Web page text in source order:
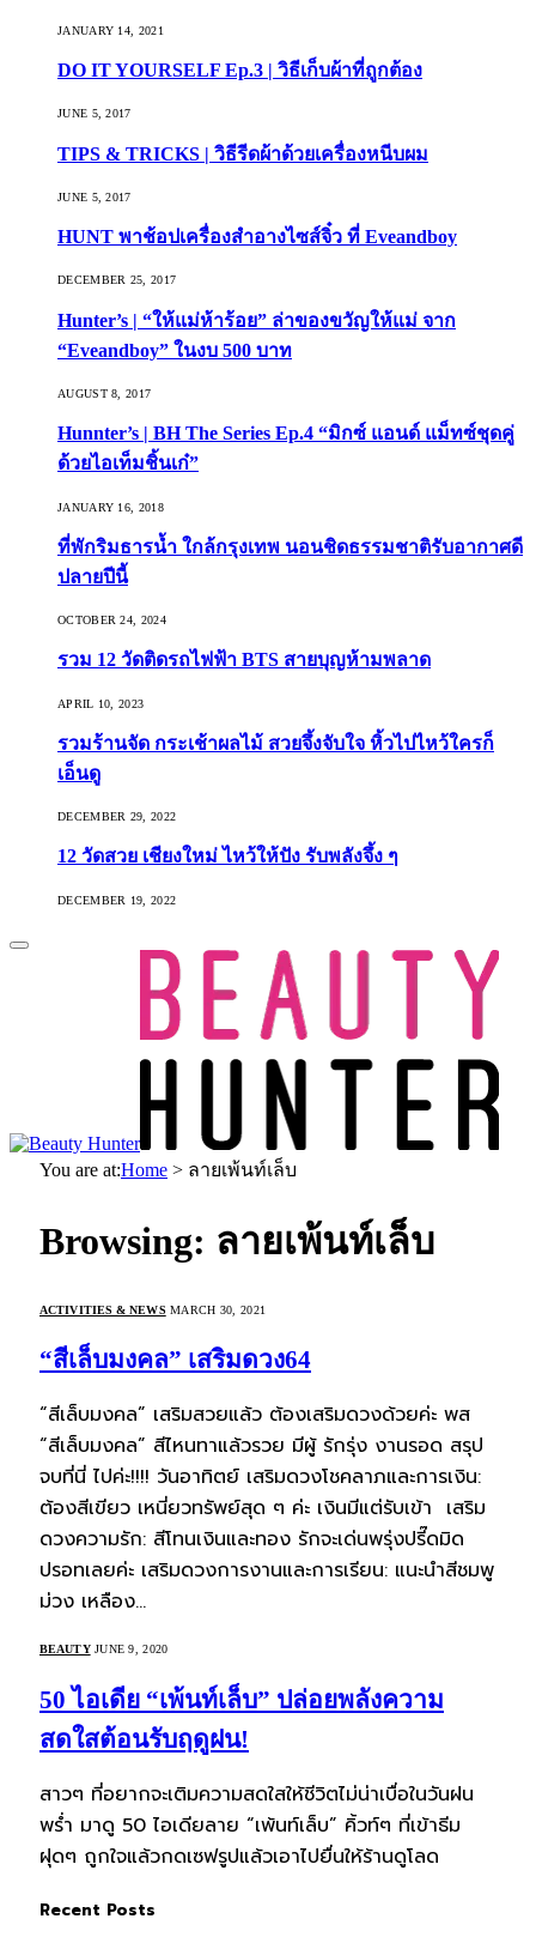
JANUARY 14, 2021
DO IT YOURSELF Ep.3 | วิธีเก็บผ้าที่ถูกต้อง
JUNE 5, 2017
TIPS & TRICKS | วิธีรีดผ้าด้วยเครื่องหนีบผม
JUNE 5, 2017
HUNT พาช้อปเครื่องสำอางไซส์จิ๋ว ที่ Eveandboy
DECEMBER 25, 2017
Hunter’s | “ให้แม่ห้าร้อย” ล่าของขวัญให้แม่ จาก
“Eveandboy” ในงบ 500 บาท
AUGUST 8, 2017
Hunnter’s | BH The Series Ep.4 “มิกซ์ แอนด์ แม็ทซ์ชุดคู่
ด้วยไอเท็มชิ้นเก๋”
JANUARY 16, 2018
ที่พักริมธารน้ำ ใกล้กรุงเทพ นอนชิดธรรมชาติรับอากาศดี
ปลายปีนี้
OCTOBER 24, 2024
รวม 12 วัดติดรถไฟฟ้า BTS สายบุญห้ามพลาด
APRIL 10, 2023
รวมร้านจัด กระเช้าผลไม้ สวยจึ้งจับใจ หิ้วไปไหว้ใครก็
เอ็นดู
DECEMBER 29, 2022
12 วัดสวย เชียงใหม่ ไหว้ให้ปัง รับพลังจึ้ง ๆ
DECEMBER 19, 2022
You are at:Home > ลายเพ้นท์เล็บ
Browsing: ลายเพ้นท์เล็บ
ACTIVITIES & NEWS MARCH 30, 2021
“สีเล็บมงคล” เสริมดวง64
“สีเล็บมงคล” เสริมสวยแล้ว ต้องเสริมดวงด้วยค่ะ พส
“สีเล็บมงคล” สีไหนทาแล้วรวย มีผู้ รักรุ่ง งานรอด สรุป
จบที่นี่ ไปค่ะ!!!! วันอาทิตย์ เสริมดวงโชคลาภและการเงิน:
ต้องสีเขียว เหนี่ยวทรัพย์สุด ๆ ค่ะ เงินมีแต่รับเข้า เสริม
ดวงความรัก: สีโทนเงินและทอง รักจะเด่นพรุ่งปรี๊ดมิด
ปรอทเลยค่ะ เสริมดวงการงานและการเรียน: แนะนำสีชมพู
ม่วง เหลือง…
BEAUTY JUNE 9, 2020
50 ไอเดีย “เพ้นท์เล็บ” ปล่อยพลังความ
สดใสต้อนรับฤดูฝน!
สาวๆ ที่อยากจะเติมความสดใสให้ชีวิตไม่น่าเบื่อในวันฝน
พร่ำ มาดู 50 ไอเดียลาย “เพ้นท์เล็บ” คิ้วท์ๆ ที่เข้าธีม
ฝุดๆ ถูกใจแล้วกดเซฟรูปแล้วเอาไปยื่นให้ร้านดูโลด
Recent Posts